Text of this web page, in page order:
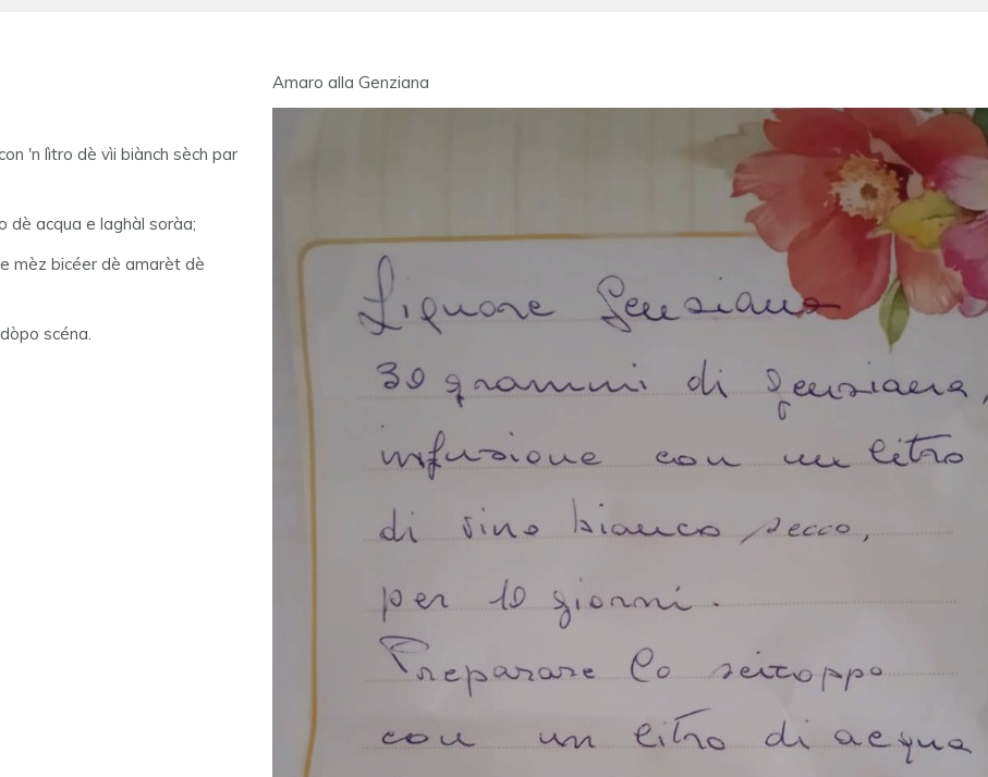
'n lìtro dè vìi biànch sèch par
dè acqua e laghàl soràa;
mèz bicéer dè amarèt dè
scéna.
Amaro alla Genziana